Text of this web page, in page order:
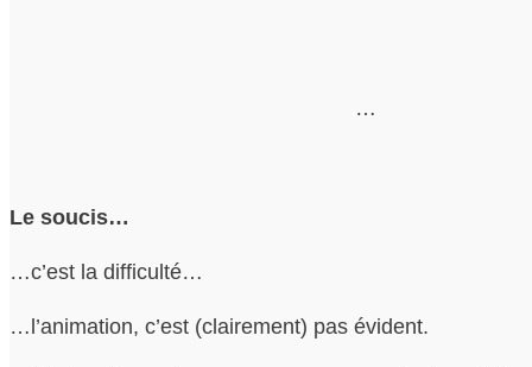
…
Le soucis…
…c’est la difficulté…
…l’animation, c’est (clairement) pas évident.